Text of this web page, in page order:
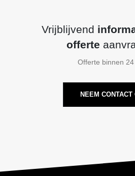
Vrijblijvend
offerte
Offerte binnen
NEEM CONTACT